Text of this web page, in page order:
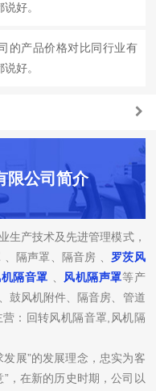
好。
的产品价格对比同行业有
好。
限公司简介
生产技术及先进管理模式，
隔声罩、隔音房 、 罗茨风
隔音罩 、 风机隔声罩等产
鼓风机附件、隔音房、管道
：回转风机隔音罩,风机隔
展”的发展理念，忠实为客
，在新的历史时期，公司以